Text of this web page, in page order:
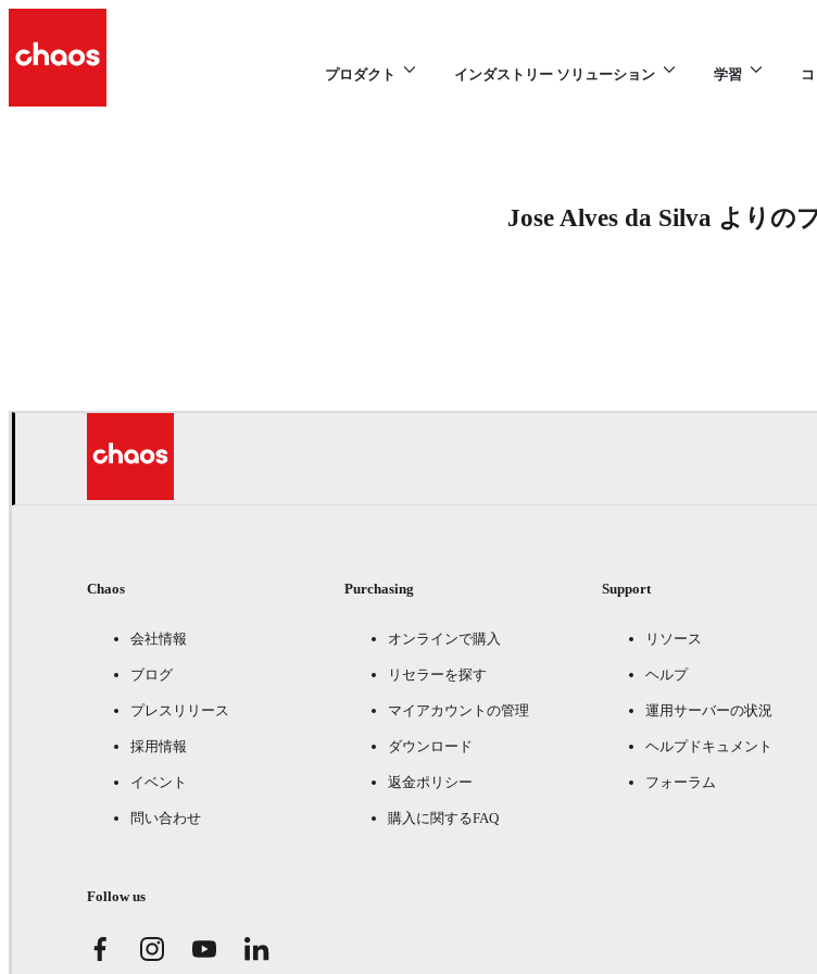
プロダクト インダストリー ソリューション 学習
Jose Alves da Silva よりの
Chaos
会社情報
ブログ
プレスリリース
採用情報
イベント
問い合わせ
Purchasing
オンラインで購入
リセラーを探す
マイアカウントの管理
ダウンロード
返金ポリシー
購入に関するFAQ
Support
リソース
ヘルプ
運用サーバーの状況
ヘルプドキュメント
フォーラム
Follow us